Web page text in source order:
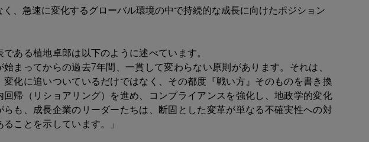
、急速に変化するグローバル環境の中で持続的な成長に向けたポジション
ある植地卓郎は以下のように述べています。
始まってからの過去7年間、一貫して変わらない原則があります。それは、
化に追いついているだけではなく、その都度『戦い方』そのものを書き換
帰（リショアリング）を進め、コンプライアンスを強化し、地政学的変化
も、成長企業のリーダーたちは、断固とした変革が単なる不確実性への対
ことを示しています。」